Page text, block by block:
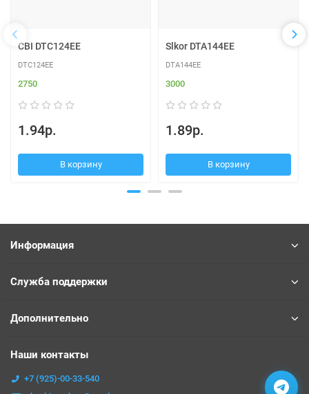
CBI DTC124EE
DTC124EE
2750
1.94р.
В корзину
Slkor DTA144EE
DTA144EE
3000
1.89р.
В корзину
Информация
Служба поддержки
Дополнительно
Наши контакты
+7 (925)-00-33-540